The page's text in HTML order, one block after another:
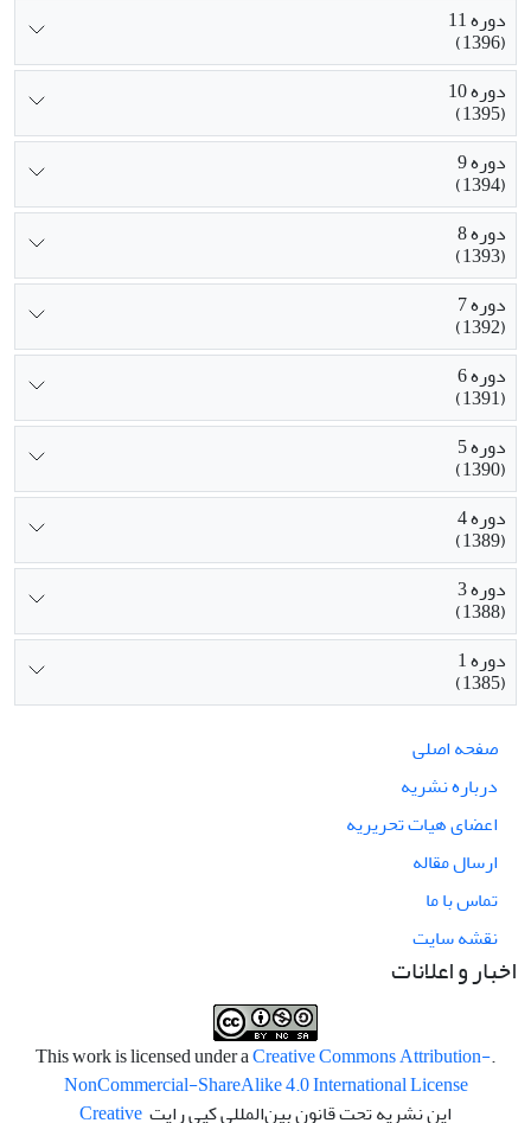
دوره 11
(1396)
دوره 10
(1395)
دوره 9
(1394)
دوره 8
(1393)
دوره 7
(1392)
دوره 6
(1391)
دوره 5
(1390)
دوره 4
(1389)
دوره 3
(1388)
دوره 1
(1385)
صفحه اصلی
درباره نشریه
اعضای هیات تحریریه
ارسال مقاله
تماس با ما
نقشه سایت
اخبار و اعلانات
.This work is licensed under a
Creative Commons Attribution-
NonCommercial-ShareAlike 4.0 International License
این نشریه تحت قانون بین‌المللی کپی رایت Creative